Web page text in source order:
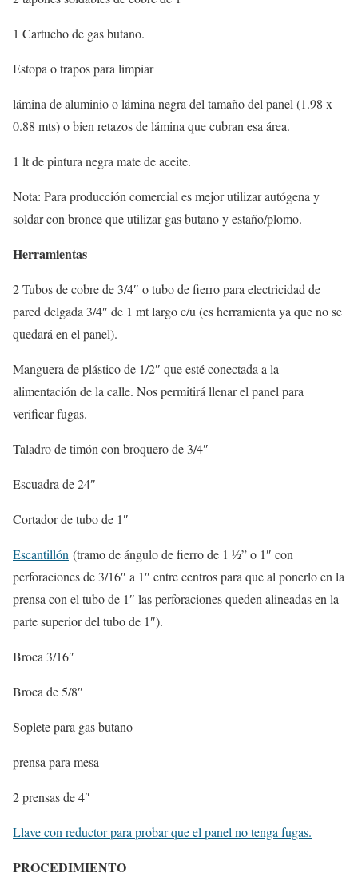
1 Cartucho de gas butano.
Estopa o trapos para limpiar
lámina de aluminio o lámina negra del tamaño del panel (1.98 x
0.88 mts) o bien retazos de lámina que cubran esa área.
1 lt de pintura negra mate de aceite.
Nota: Para producción comercial es mejor utilizar autógena y
soldar con bronce que utilizar gas butano y estaño/plomo.
Herramientas
2 Tubos de cobre de 3/4″ o tubo de fierro para electricidad de
pared delgada 3/4″ de 1 mt largo c/u (es herramienta ya que no se
quedará en el panel).
Manguera de plástico de 1/2″ que esté conectada a la
alimentación de la calle. Nos permitirá llenar el panel para
verificar fugas.
Taladro de timón con broquero de 3/4″
Escuadra de 24″
Cortador de tubo de 1″
Escantillón (tramo de ángulo de fierro de 1 ½” o 1″ con
perforaciones de 3/16″ a 1″ entre centros para que al ponerlo en la
prensa con el tubo de 1″ las perforaciones queden alineadas en la
parte superior del tubo de 1″).
Broca 3/16″
Broca de 5/8″
Soplete para gas butano
prensa para mesa
2 prensas de 4″
Llave con reductor para probar que el panel no tenga fugas.
PROCEDIMIENTO